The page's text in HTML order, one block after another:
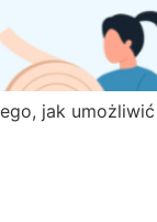
jak umożliwić